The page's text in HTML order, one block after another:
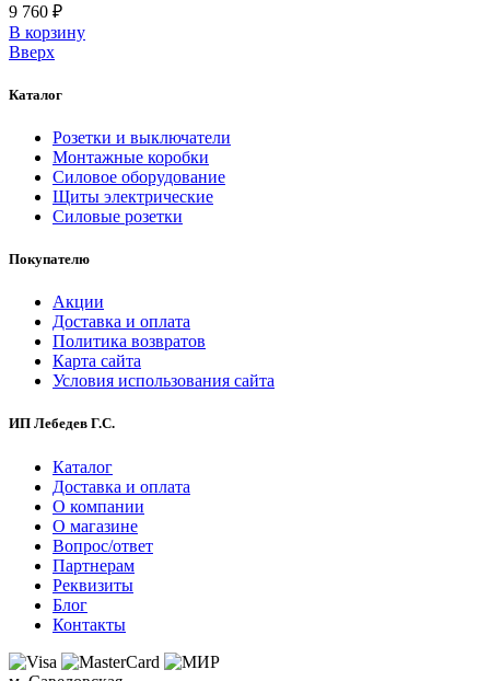
9 760 ₽
В корзинy
Вверх
Каталог
Розетки и выключатели
Монтажные коробки
Силовое оборудование
Щиты электрические
Силовые розетки
Покупателю
Акции
Доставка и оплата
Политика возвратов
Карта сайта
Условия использования сайта
ИП Лебедев Г.С.
Каталог
Доставка и оплата
О компании
О магазине
Вопрос/ответ
Партнерам
Реквизиты
Блог
Контакты